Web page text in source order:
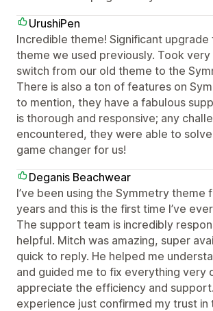
UrushiPen
Incredible theme! Significant upgrade
theme we used previously. Took
switch from our old theme to the
There is also a ton of features on
to mention, they have a fabulous
is thorough and responsive; any
encountered, they were able to solve
game changer for us!
Deganis Beachwear
I’ve been using the Symmetry theme
years and this is the first time I’ve
The support team is incredibly
helpful. Mitch was amazing, super
quick to reply. He helped me
and guided me to fix everything very
appreciate the efficiency and
experience just confirmed my trust in